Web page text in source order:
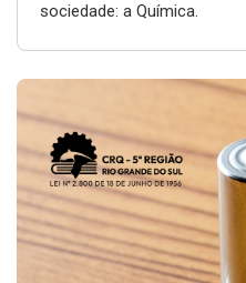
sociedade: a Química.